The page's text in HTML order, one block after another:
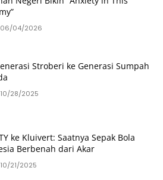
06/04/2026
Stroberi ke Generasi Sumpah
10/28/2025
ke Kluivert: Saatnya Sepak Bola
Berbenah dari Akar
10/21/2025